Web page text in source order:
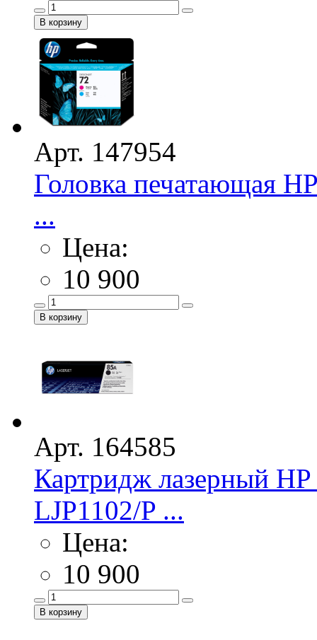
Арт. 147954
Головка печатающая
...
Цена:
10 900
Арт. 164585
Картридж лазерный
LJP1102/P ...
Цена:
10 900